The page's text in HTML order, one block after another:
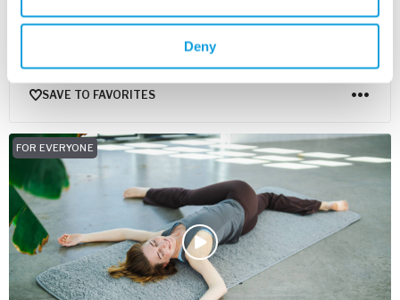
Deny
Somatic Flow with Inna Mannert
Mjuka upp kring bröstkorgen och skapa mer plats för både
SAVE TO FAVORITES
FOR EVERYONE